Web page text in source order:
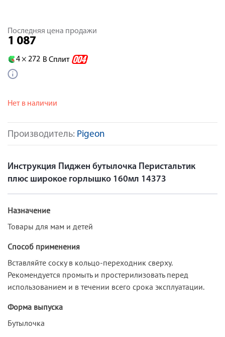
Производитель: Pigeon
Последняя цена продажи
1 087
4 × 272 В Сплит
Нет в наличии
Инструкция Пиджен бутылочка Перистальтик
плюс широкое горлышко 160мл 14373
Назначение
Товары для мам и детей
Способ применения
Вставляйте соску в кольцо-переходник сверху.
Рекомендуется промыть и простерилизовать перед
использованием и в течении всего срока эксплуатации.
Форма выпуска
Бутылочка